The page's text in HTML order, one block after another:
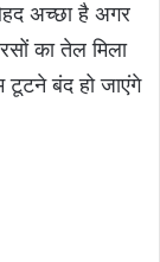
अच्छा है अगर
का तेल मिला
बंद हो जाएंगे